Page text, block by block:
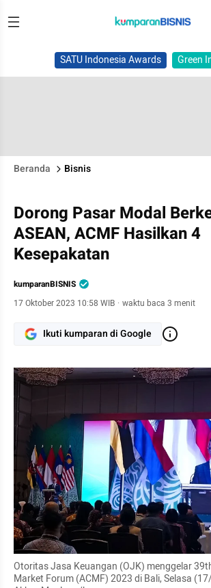
SATU Indonesia Awards Green
Beranda Bisnis
Dorong Pasar Modal
ASEAN, ACMF Hasilkan 4
Kesepakatan
kumparanBISNIS
17 Oktober 2023 10:58 WIB · waktu baca 3 menit
Ikuti kumparan di Google
Otoritas Jasa Keuangan (OJK) menggelar
Market Forum (ACMF) 2023 di Bali, Selasa